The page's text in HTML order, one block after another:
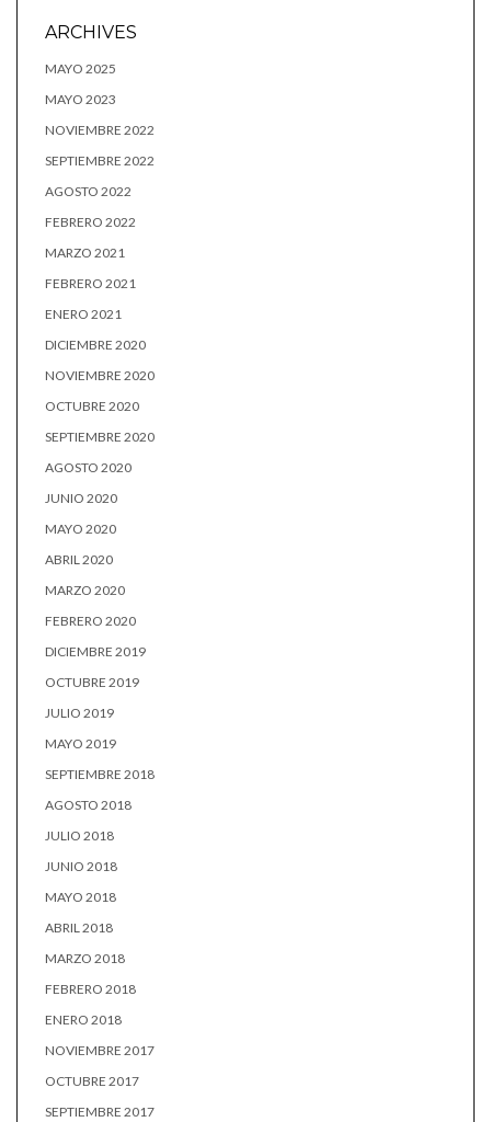
ARCHIVES
MAYO 2025
MAYO 2023
NOVIEMBRE 2022
SEPTIEMBRE 2022
AGOSTO 2022
FEBRERO 2022
MARZO 2021
FEBRERO 2021
ENERO 2021
DICIEMBRE 2020
NOVIEMBRE 2020
OCTUBRE 2020
SEPTIEMBRE 2020
AGOSTO 2020
JUNIO 2020
MAYO 2020
ABRIL 2020
MARZO 2020
FEBRERO 2020
DICIEMBRE 2019
OCTUBRE 2019
JULIO 2019
MAYO 2019
SEPTIEMBRE 2018
AGOSTO 2018
JULIO 2018
JUNIO 2018
MAYO 2018
ABRIL 2018
MARZO 2018
FEBRERO 2018
ENERO 2018
NOVIEMBRE 2017
OCTUBRE 2017
SEPTIEMBRE 2017